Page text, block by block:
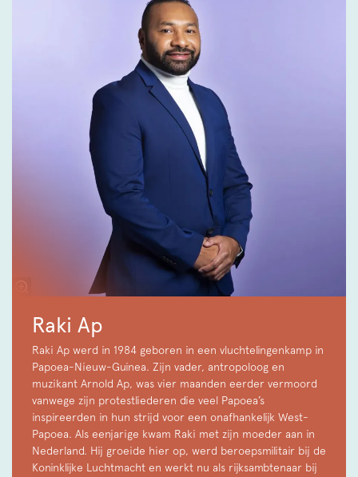
Raki Ap
Raki Ap werd in 1984 geboren in een vluchtelingenkamp in
Papoea-Nieuw-Guinea. Zijn vader, antropoloog en
muzikant Arnold Ap, was vier maanden eerder vermoord
vanwege zijn protestliederen die veel Papoea’s
inspireerden in hun strijd voor een onafhankelijk West-
Papoea. Als eenjarige kwam Raki met zijn moeder aan in
Nederland. Hij groeide hier op, werd beroepsmilitair bij de
Koninklijke Luchtmacht en werkt nu als rijksambtenaar bij